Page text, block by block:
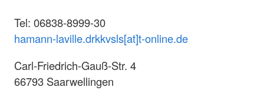
Tel: 06838-8999-30
hamann-laville.drkkvsls[at]t-online.de
Carl-Friedrich-Gauß-Str. 4
66793 Saarwellingen